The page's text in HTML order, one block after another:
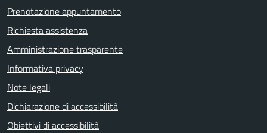
Prenotazione appuntamento
Richiesta assistenza
Amministrazione trasparente
Informativa privacy
Note legali
Dichiarazione di accessibilità
Obiettivi di accessibilità